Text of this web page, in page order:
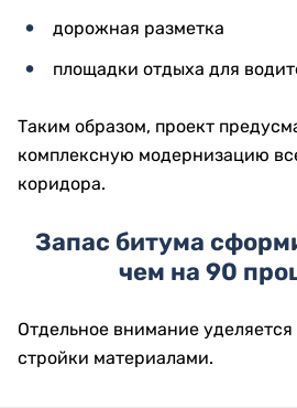
дорожная разметка
площадки отдыха для
Таким образом, проект
комплексную модернизацию
коридора.
Запас битума
чем на 90
Отдельное внимание
стройки материалами.